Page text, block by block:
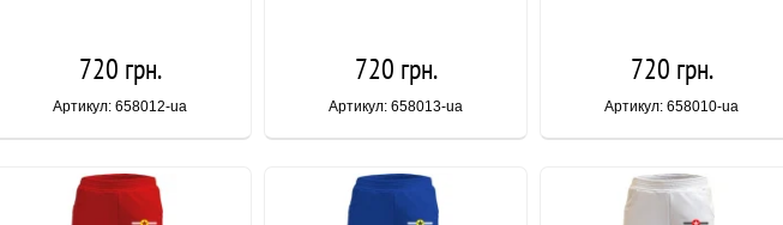
720 грн.
Артикул: 658012-ua
720 грн.
Артикул: 658013-ua
720 грн.
Артикул: 658010-ua